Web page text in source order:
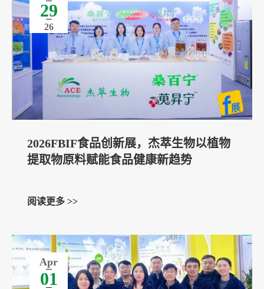
29
26
2026FBIF食品创新展，杰萃生物以植物
提取物原料赋能食品健康新趋势
阅读更多 >>
Apr
01